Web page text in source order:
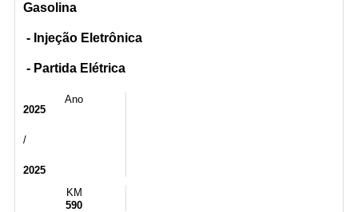
Gasolina
- Injeção Eletrônica
- Partida Elétrica
Ano
2025
/
2025
KM
590